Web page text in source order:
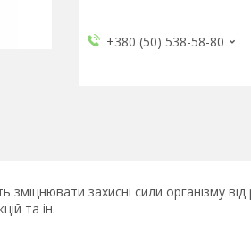
+380 (50) 538-58-80
захисні сили організму від
та ін.